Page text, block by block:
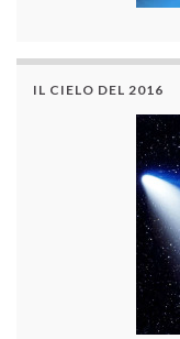
IL CIELO DEL 2016